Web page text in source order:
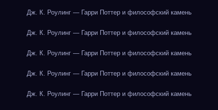
Дж. К. Роулинг — Гарри Поттер и философский камень
Дж. К. Роулинг — Гарри Поттер и философский камень
Дж. К. Роулинг — Гарри Поттер и философский камень
Дж. К. Роулинг — Гарри Поттер и философский камень
Дж. К. Роулинг — Гарри Поттер и философский камень